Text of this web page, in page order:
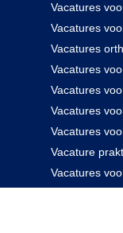
Vacatures
Vacatures
Vacatures
Vacatures
Vacatures
Vacatures
Vacatures
Vacature
Vacatures